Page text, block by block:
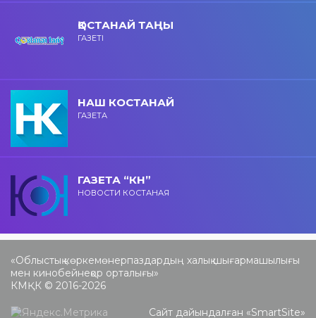
ҚОСТАНАЙ ТАҢЫ
ГАЗЕТІ
НАШ КОСТАНАЙ
ГАЗЕТА
ГАЗЕТА “КН”
НОВОСТИ КОСТАНАЯ
«Облыстық көркемөнерпаздардың халық шығармашылығы
мен кинобейнеқор орталығы»
КМҚК © 2016-2026
Сайт дайындалған «SmartSite»